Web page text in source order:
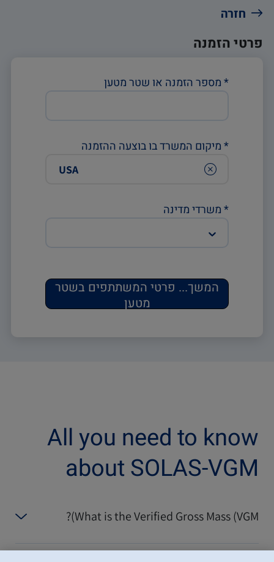
חזרה
פרטי הזמנה
*מספר הזמנה או שטר מטען
*מיקום המשרד בו בוצעה ההזמנה
Clear
*משרדי מדינה
המשך... פרטי המשתתפים בשטר
מטען
All you need to know
about SOLAS-VGM
What is the Verified Gross Mass (VGM)?